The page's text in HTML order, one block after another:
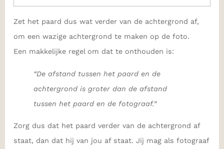
Zet het paard dus wat verder van de achtergrond af,
om een wazige achtergrond te maken op de foto.
Een makkelijke regel om dat te onthouden is:
“De afstand tussen het paard en de
achtergrond is groter dan de afstand
tussen het paard en de fotograaf.”
Zorg dus dat het paard verder van de achtergrond af
staat, dan dat hij van jou af staat. Jij mag als fotograaf